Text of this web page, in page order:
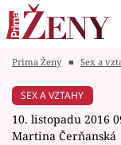
Módní alarm
Prima Ženy ■ Sex a
SEX A VZTAHY
10. listopadu 2016
Martina Čerňanská